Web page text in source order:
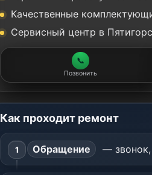
Качественные
Сервисный центр в
📞
Позвонить
Как проходит ремонт
Обращение — звонок,